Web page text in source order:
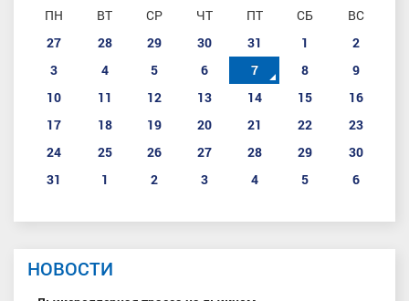
ПН ВТ СР ЧТ ПТ СБ
ВС
27
28 29 30 31 1
2
3
4 5 6 7 8
9
10
11 12 13 14 15
16
17
18 19 20 21 22
23
24
25 26 27 28 29
30
31
1 2 3 4 5 6
НОВОСТИ